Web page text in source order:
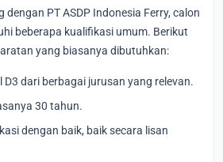
PT ASDP Indonesia Ferry, calon
beberapa kualifikasi umum. Berikut
yang biasanya dibutuhkan:
D3 dari berbagai jurusan yang relevan.
30 tahun.
dengan baik, baik secara lisan